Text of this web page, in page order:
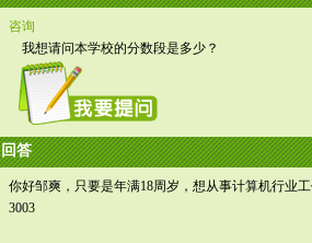
咨询
我想请问本学校的分数段是多少？
回答
你好邹爽，只要是年满18周岁，想从事计算机行业
3003